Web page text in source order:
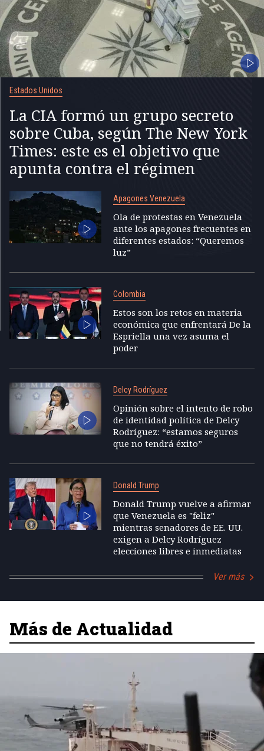
Estados Unidos
La CIA formó un grupo secreto
sobre Cuba, según The New York
Times: este es el objetivo que
apunta contra el régimen
Apagones Venezuela
Ola de protestas en Venezuela
ante los apagones frecuentes en
diferentes estados: “Queremos
luz”
Colombia
Estos son los retos en materia
económica que enfrentará De la
Espriella una vez asuma el
poder
Delcy Rodríguez
Opinión sobre el intento de robo
de identidad política de Delcy
Rodríguez: “estamos seguros
que no tendrá éxito”
Donald Trump
Donald Trump vuelve a afirmar
que Venezuela es "feliz"
mientras senadores de EE. UU.
exigen a Delcy Rodríguez
elecciones libres e inmediatas
Ver más
Más de Actualidad